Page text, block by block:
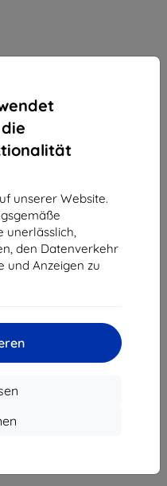
unserer Website.
unerlässlich,
den Datenverkehr
und Anzeigen zu